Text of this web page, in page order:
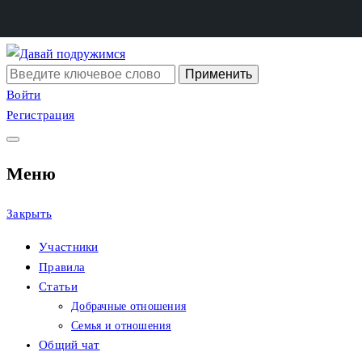
Перейти
к
содержимому
Сайт христианских
знакомств
Давай подружимся
Поиск:
Войти
Регистрация
Меню
Закрыть
Участники
Правила
Статьи
Добрачные отношения
Семья и отношения
Общий чат